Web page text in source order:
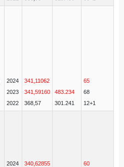
2024
2023
2022
341,11062
341,59160
368,57
483.234
301.241
65
68
12+1
2024
340,62855
60